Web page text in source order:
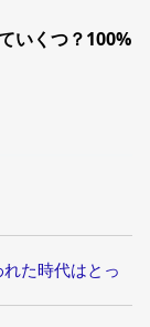
いくつ？100%
た時代はとっ